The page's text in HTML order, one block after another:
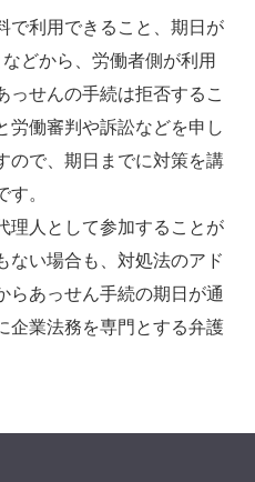
で利用できること、期日が
どから、労働者側が利用
っせんの手続は拒否するこ
労働審判や訴訟などを申し
ので、期日までに対策を講
。
理人として参加することが
ない場合も、対処法のアド
らあっせん手続の期日が通
企業法務を専門とする弁護